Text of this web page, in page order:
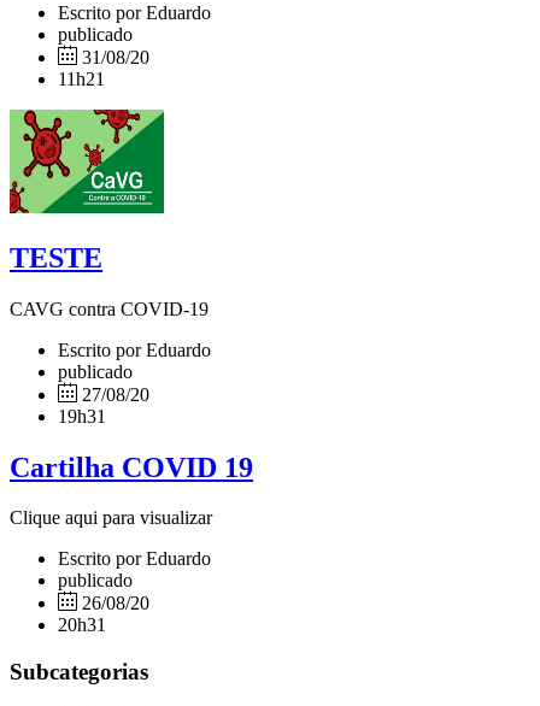
Escrito por Eduardo
publicado
31/08/20
11h21
TESTE
CAVG contra COVID-19
Escrito por Eduardo
publicado
27/08/20
19h31
Cartilha COVID 19
Clique aqui para visualizar
Escrito por Eduardo
publicado
26/08/20
20h31
Subcategorias